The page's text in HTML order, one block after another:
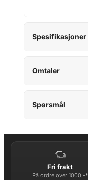
Spesifikasjoner
Omtaler
Spørsmål
Fri frakt
På ordre over 1000,-*